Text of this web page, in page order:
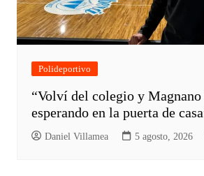
Polideportivo
“Volví del colegio y Magnano
esperando en la puerta de
Daniel Villamea 5 agosto, 2026